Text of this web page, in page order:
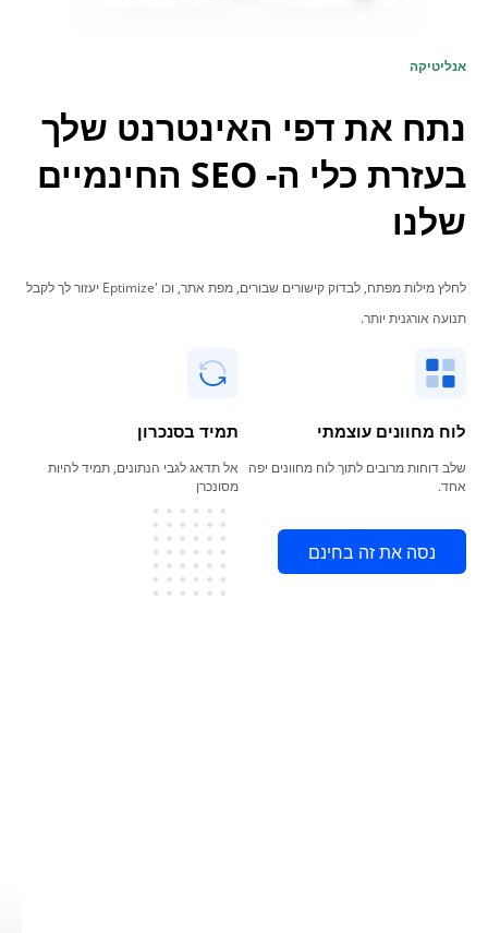
אנליטיקה
נתח את דפי האינטרנט שלך
בעזרת כלי ה- SEO החינמיים
שלנו
לחלץ מילות מפתח, לבדוק קישורים שבורים, מפת אתר, וכו 'Eptimize יעזור לך לקבל
תנועה אורגנית יותר.
לוח מחוונים עוצמתי
שלב דוחות מרובים לתוך לוח מחוונים יפה
אחד.
תמיד בסנכרון
אל תדאג לגבי הנתונים, תמיד להיות
מסונכרן
נסה את זה בחינם